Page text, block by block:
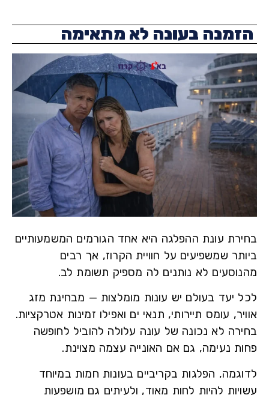
בעונה לא מתאימה
עונת ההפלגה היא אחד הגורמים המשמעותיים
שמשפיעים על חוויית הקרוז, אך רבים
לא נותנים לה מספיק תשומת לב.
יעד בעולם יש עונות מומלצות — מבחינת מזג
עומס תיירותי, תנאי ים ואפילו זמינות אטרקציות.
לא נכונה של עונה עלולה להוביל לחופשה
נעימה, גם אם האונייה עצמה מצוינת.
הפלגות בקריביים בעונות חמות במיוחד
להיות לחות מאוד, ולעיתים גם מושפעות